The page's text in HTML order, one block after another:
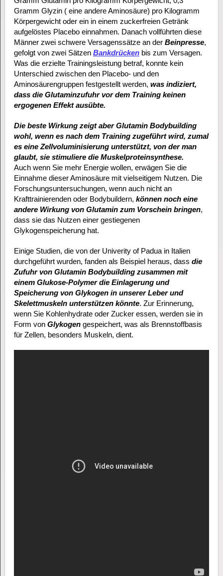
Gramm Glyzin ( eine andere Aminosäure) pro Kilogramm
Körpergewicht oder ein in einem zuckerfreien Getränk
aufgelöstes Placebo einnahmen. Danach vollführten diese
Männer zwei schwere Versagenssätze an der Beinpresse,
gefolgt von zwei Sätzen Bankdrückenbis zum Versagen.
Was die erzielte Trainingsleistung betraf, konnte kein
Unterschied zwischen den Placebo- und den
Aminosäurengruppen festgestellt werden, was indiziert,
dass die Glutaminzufuhr vor dem Training keinen
ergogenen Effekt ausübte.
Die beste Wirkung zeigt aber Glutamin Bodybuilding
wohl, wenn es nach dem Training zugeführt wird, zumal
es eine Zellvoluminisierung unterstützt, von der man
glaubt, sie stimuliere die Muskelproteinsynthese.
Auch wenn Sie mehr Energie wollen, erwägen Sie die
Einnahme dieser Aminosäure mit vielseitigem Nutzen. Die
Forschungsuntersuchungen, wenn auch nicht an
Krafttrainierenden oder Bodybuildern, können noch eine
andere Wirkung von Glutamin zum Vorschein bringen,
dass sie das Nutzen einer gestiegenen
Glykogenspeicherung hat.
Einige Studien, die von der Univerity of Padua in Italien
durchgeführt wurden, fanden als Beispiel heraus, dass die
Zufuhr von Glutamin Bodybuilding zusammen mit
einem Glukose-Polymer die Einlagerung und
Speicherung von Glykogen in unserer Leber und
Skelettmuskeln unterstützen könnte. Zur Erinnerung,
wenn Sie Kohlenhydrate oder Zucker essen, werden sie in
Form von Glykogengespeichert, was als Brennstoffbasis
für Zellen, besonders Muskeln, dient.